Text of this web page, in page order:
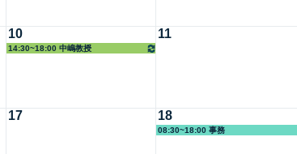
10
14:30~18:00 中嶋教授
11
17 18
08:30~18:00 事務